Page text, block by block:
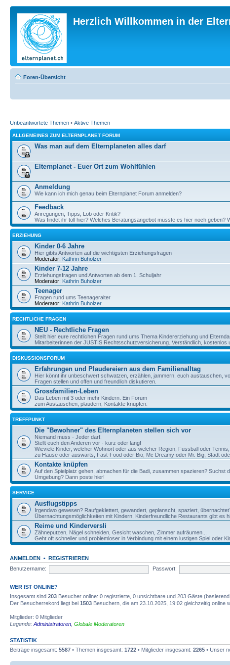
Herzlich Willkommen in der
Foren-Übersicht
Unbeantwortete Themen • Aktive Themen
ALLGEMEINES ZUM ELTERNPLANET FORUM
Was man auf dem Elternplaneten alles darf
Elternplanet - Euer Ort zum Wohlfühlen
Anmeldung
Wie kann ich mich genau beim Elternplanet Forum anmelden?
Feedback
Anregungen, Tipps, Lob oder Kritik?
Was findet ihr toll hier? Welches Beratungsangebot müsste es hier noch geben?
ERZIEHUNG
Kinder 0-6 Jahre
Hier gibts Antworten auf die wichtigsten Erziehungsfragen
Moderator: Kathrin Buholzer
Kinder 7-12 Jahre
Erziehungsfragen und Antworten ab dem 1. Schuljahr
Moderator: Kathrin Buholzer
Teenager
Fragen rund ums Teenageralter
Moderator: Kathrin Buholzer
RECHTLICHE FRAGEN
NEU - Rechtliche Fragen
Stellt hier eure rechtlichen Fragen rund ums Thema Kindererziehung und
Mitarbeiterinnen der JUSTIS Rechtsschutzversicherung. Verständlich, kostenlos
DISKUSSIONSFORUM
Erfahrungen und Plaudereiern aus dem Familienalltag
Hier könnt ihr unbeschwert schwatzen, erzählen, jammern, euch austauschen,
Fragen stellen und offen und freundlich diskutieren.
Grossfamilien-Leben
Das Leben mit 3 oder mehr Kindern. Ein Forum
zum Austauschen, plaudern, Kontakte knüpfen.
TREFFPUNKT
Die "Bewohner" des Elternplaneten stellen sich vor
Niemand muss - Jeder darf.
Stellt euch den Anderen vor - kurz oder lang!
Wieviele Kinder, welcher Wohnort oder aus welcher Region, Fussball oder
zu Hause oder auswärts, Fast-Food oder Bio, Mc Dreamy oder Mr. Big, Stadt
Kontakte knüpfen
Auf den Spielplatz gehen, abmachen für die Badi, zusammen spazieren? Suchst
Umgebung? Dann poste hier!
SERVICE
Ausflugstipps
Irgendwo gewesen? Raufgeklettert, gewandert, geplanscht, spaziert,
Übernachtungsmöglichkeiten mit Kindern, Kinderfreundliche Restaurants gibt es
Reime und Kinderversli
Zähneputzen, Nägel schneiden, Gesicht waschen, Zimmer aufräumen...
Geht oft schneller und problemloser in Verbindung mit einem lustigen Spiel oder
ANMELDEN • REGISTRIEREN
Benutzername:
Passwort:
WER IST ONLINE?
Insgesamt sind 203 Besucher online: 0 registrierte, 0 unsichtbare und 203 Gäste
Der Besucherrekord liegt bei 1503 Besuchern, die am 23.10.2025, 19:02 gleichzeitig online
Mitglieder: 0 Mitglieder
Legende: Administratoren Globale Moderatoren
STATISTIK
Beiträge insgesamt: 5587 • Themen insgesamt: 1722 • Mitglieder insgesamt: 2265 • Unser